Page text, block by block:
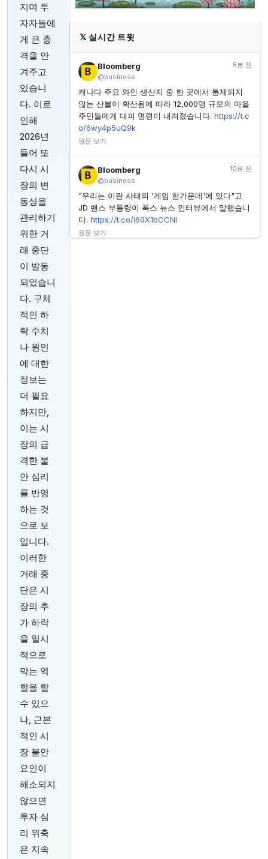
지며 투
자자들에
게 큰 충
격을 안
겨주고
있습니
다. 이로
인해
2026년
들어 또
다시 시
장의 변
동성을
관리하기
위한 거
래 중단
이 발동
되었습니
다. 구체
적인 하
락 수치
나 원인
에 대한
정보는
더 필요
하지만,
이는 시
장의 급
격한 불
안 심리
를 반영
하는 것
으로 보
입니다.
이러한
거래 중
단은 시
장의 추
가 하락
을 일시
적으로
막는 역
할을 할
수 있으
나, 근본
적인 시
장 불안
요인이
해소되지
않으면
투자 심
리 위축
은 지속
MARKETWATCH 57분 전
YAHOO FINANCE
제프 베이조스의 아마존, 2026년까지 AI 투자 2,200억
달러로 증액. 이러한 설비투자 증가는 투자자에게 무엇
을 의미하는가.
INVESTING.COM
델리버리 1분기(FY27) 실적: 물량 55% 급증, 마진 압박
YAHOO FINANCE 1시간 전
eBay, 지난달 주가 하락에도 불구하고 선도적인 분석가
는 32% 성장 전망
𝕏 실시간 트윗
Bloomberg
@business
5분 전
캐나다 주요 와인 생산지 중 한 곳에서 통제되지
않는 산불이 확산됨에 따라 12,000명 규모의 마을
주민들에게 대피 명령이 내려졌습니다. https://t.c
o/6wy4p5uQ9k
원문 보기
Bloomberg
@business
10분 전
"우리는 이란 사태의 '게임 한가운데'에 있다"고
JD 밴스 부통령이 폭스 뉴스 인터뷰에서 말했습니
다. https://t.co/i60X1bCCNI
원문 보기